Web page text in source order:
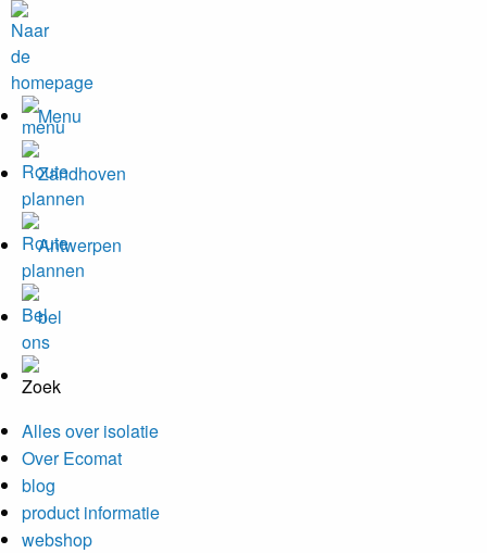
Menu
Zandhoven
Antwerpen
bel
Alles over isolatie
Over Ecomat
blog
product informatie
webshop